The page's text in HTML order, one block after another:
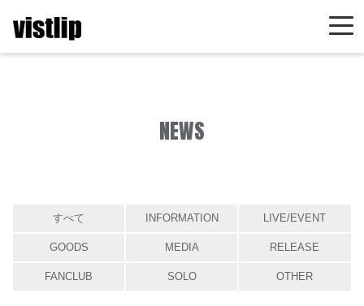
NEWS
すべて INFORMATION LIVE/EVENT
GOODS MEDIA RELEASE
FANCLUB SOLO OTHER